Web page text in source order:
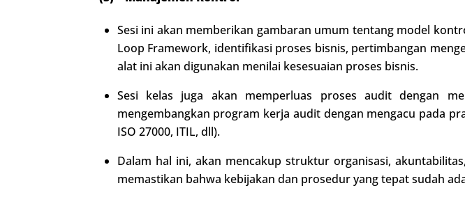
Sesi ini akan memberikan gambaran umum tentang model
Loop Framework, identifikasi proses bisnis, pertimbangan
alat ini akan digunakan menilai kesesuaian proses bisnis.
Sesi kelas juga akan memperluas proses audit dengan
mengembangkan program kerja audit dengan mengacu pada
ISO 27000, ITIL, dll).
Dalam hal ini, akan mencakup struktur organisasi,
memastikan bahwa kebijakan dan prosedur yang tepat sudah